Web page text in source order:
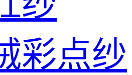
彩点纱